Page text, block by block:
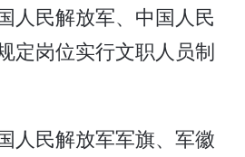
民解放军、中国人民
定岗位实行文职人员制
民解放军军旗、军徽